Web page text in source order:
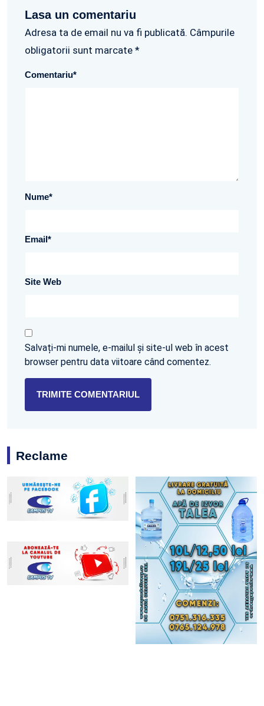
Lasa un comentariu
Adresa ta de email nu va fi publicată. Câmpurile
obligatorii sunt marcate *
Comentariu*
Nume*
Email*
Site Web
Salvați-mi numele, e-mailul și site-ul web în acest
browser pentru data viitoare când comentez.
Reclame